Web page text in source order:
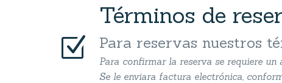
Z
Z
Términos de
Para reservas nuestros
Para confirmar la reserva se requiere un
Se le enviara factura electrónica,